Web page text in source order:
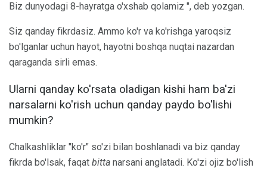
Biz dunyodagi 8-hayratga o'xshab qolamiz ", deb yozgan.
Siz qanday fikrdasiz. Ammo ko'r va ko'rishga yaroqsiz
bo'lganlar uchun hayot, hayotni boshqa nuqtai nazardan
qaraganda sirli emas.
Ularni qanday ko'rsata oladigan kishi ham ba'zi
narsalarni ko'rish uchun qanday paydo bo'lishi
mumkin?
Chalkashliklar "ko'r" so'zi bilan boshlanadi va biz qanday
fikrda bo'lsak, faqat bitta narsani anglatadi. Ko'zi ojiz bo'lish